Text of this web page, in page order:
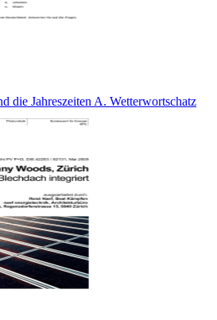
die Jahreszeiten A. Wetterwortschatz